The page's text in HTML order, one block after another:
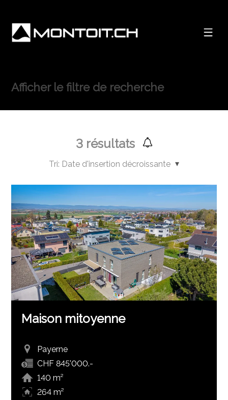
Afficher le filtre de recherche
3résultats
Tri: Date d'insertion décroissante
Maison mitoyenne
Payerne
CHF 845'000.-
140 m²
264 m²